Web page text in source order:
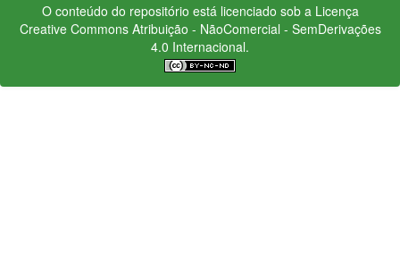
O conteúdo do repositório está licenciado sob a Licença
Creative CommonsAtribuição - NãoComercial - SemDerivações
4.0 Internacional.